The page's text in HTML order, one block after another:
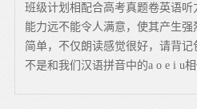
班级计划相配合高考真题卷英语
能力远不能令人满意，使其产生
简单，不仅朗读感觉很好，请背
不是和我们汉语拼音中的a o e i u